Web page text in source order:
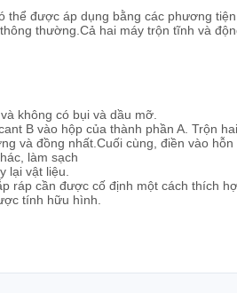
thể được áp dụng bằng các phương tiện
thường.Cả hai máy trộn tĩnh và
không có bụi và dầu mỡ.
B vào hộp của thành phần A. Trộn hai
và đồng nhất.Cuối cùng, điền vào hỗn
làm sạch
lại vật liệu.
ráp cần được cố định một cách thích
tính hữu hình.